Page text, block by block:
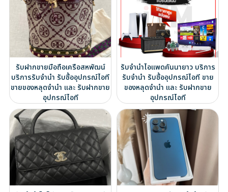
รับฝากขายมือถือเครือสหพัฒน์
บริการรับจำนำ รับซื้ออุปกรณ์ไอที
ขายของหลุดจำนำ และ รับฝากขาย
อุปกรณ์ไอที
รับจำนำไอแพดคันนายาว บริการ
รับจำนำ รับซื้ออุปกรณ์ไอที ขาย
ของหลุดจำนำ และ รับฝากขาย
อุปกรณ์ไอที